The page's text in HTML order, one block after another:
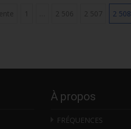
1 2 506 2 507 2 508
À propos
FRÉQUENCES